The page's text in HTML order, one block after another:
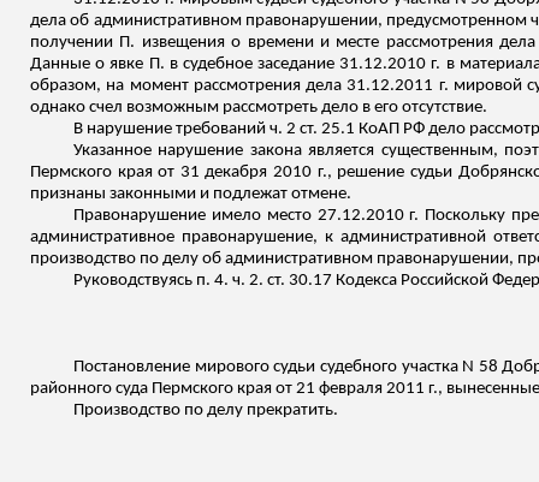
дела об административном правонарушении, предусмотренном
получении П. извещения о времени и месте рассмотрения
Данные о явке П. в судебное заседание 31.12.2010 г. в
образом, на момент рассмотрения дела 31.12.2011 г. мировой
однако счел возможным рассмотреть дело в его отсутствие.
В нарушение требований ч. 2 ст. 25.1 КоАП РФ дело
Указанное нарушение закона является существенным,
Пермского края от 31 декабря 2010 г., решение судьи
признаны законными и подлежат отмене.
Правонарушение имело место 27.12.2010 г. Поскольку
административное правонарушение, к административной
производство по делу об административном правонарушении,
Руководствуясь п. 4. ч. 2. ст. 30.17 Кодекса Российской
Постановление мирового судьи судебного участка N 58
районного суда Пермского края от 21 февраля 2011 г.,
Производство по делу прекратить.